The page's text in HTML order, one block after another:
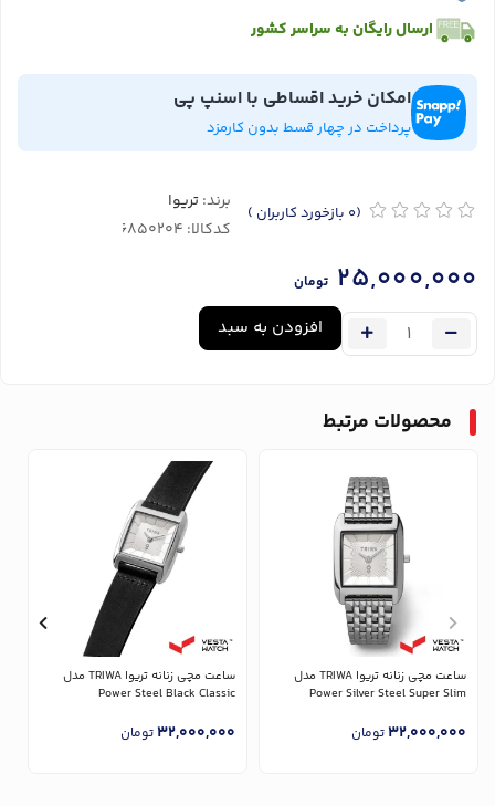
ارسال رایگان به سراسر کشور
امکان خرید اقساطی با اسنپ پی
پرداخت در چهار قسط بدون کارمزد
(0 بازخورد کاربران ) برند:تریوا
کدکالا:
25,000,000 تومان
افزودن به سبد
محصولات مرتبط
ساعت مچی زنانه تریوا TRIWA مدل
Power Silver Steel Super Slim
32,000,000تومان
ساعت مچی زنانه تریوا TRIWA مدل
Power Steel Black Classic
32,000,000تومان